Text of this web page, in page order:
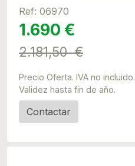
Ref: 06970
1.690 €
2.181,50 €
Precio Oferta. IVA no incluido.
Validez hasta fin de año.
Contactar